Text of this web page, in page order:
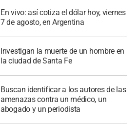
En vivo: así cotiza el dólar hoy, viernes
7 de agosto, en Argentina
Investigan la muerte de un hombre en
la ciudad de Santa Fe
Buscan identificar a los autores de las
amenazas contra un médico, un
abogado y un periodista